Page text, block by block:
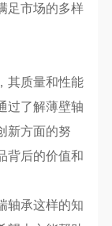
足市场的多样
其质量和性能
过了解薄壁轴
新方面的努
背后的价值和
轴承这样的知